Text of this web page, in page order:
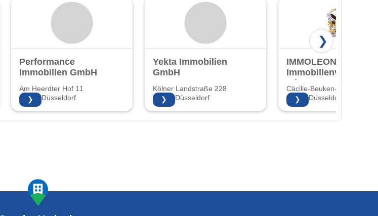
Performance
Immobilien GmbH
Am Heerdter Hof 11
40549 Düsseldorf
❯
Yekta Immobilien
GmbH
Kölner Landstraße 228
40591 Düsseldorf
❯
IMMOLEON24 -
Immobilienverkauf
mit Herz!
Cäcilie-Beuken-Str. 3 3
40597 Düsseldorf
❯
❯